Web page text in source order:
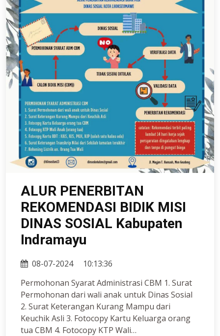
ALUR PENERBITAN
REKOMENDASI BIDIK MISI
DINAS SOSIAL Kabupaten
Indramayu
08-07-2024
10:13:36
Permohonan Syarat Administrasi CBM 1. Surat
Permohonan dari wali anak untuk Dinas Sosial
2. Surat Keterangan Kurang Mampu dari
Keuchik Asli 3. Fotocopy Kartu Keluarga orang
tua CBM 4. Fotocopy KTP Wali…